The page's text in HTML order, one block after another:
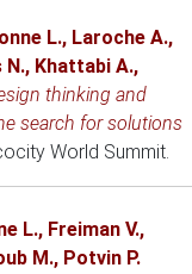
L., Laroche A.,
N., Khattabi A.,
thinking and
search for solutions
World Summit.
L., Freiman V.,
M., Potvin P.